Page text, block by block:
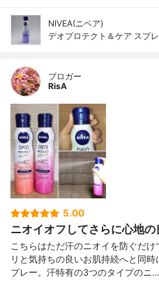
NIVEA(ニベア)
デオプロテクト＆ケア スプ
ブロガー
RisA
5.00
ニオイオフしてさらに心地
こちらはただ汗のニオイを防ぐだ
リと気持ちの良いお肌持続へと同
プレー。汗特有の3つのタイプのニ…